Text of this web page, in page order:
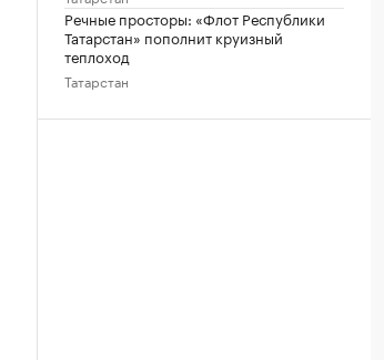
Речные просторы: «Флот Республики
Татарстан» пополнит круизный
теплоход
Татарстан